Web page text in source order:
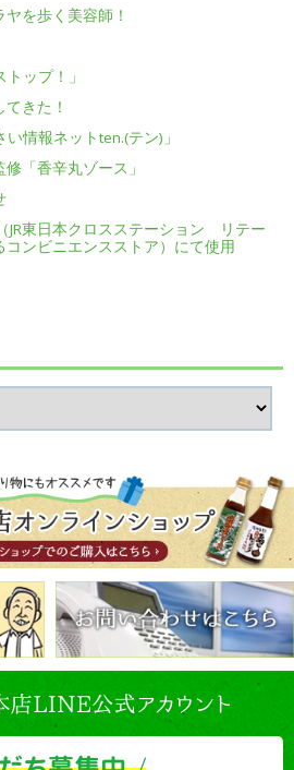
を歩く美容師！
トップ！」
きた！
い情報ネットten.(テン)」
修「香辛丸ゾース」
JR東日本クロスステーション リテー
コンビニエンスストア）にて使用